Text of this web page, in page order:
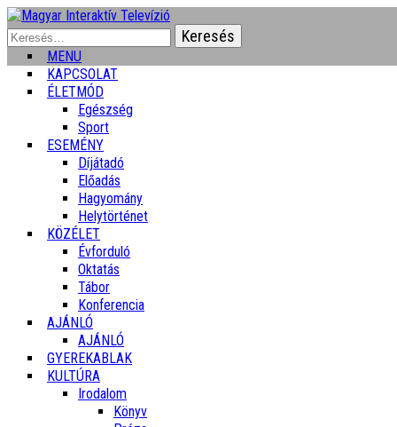
Keresés:
MENU
KAPCSOLAT
ÉLETMÓD
Egészség
Sport
ESEMÉNY
Díjátadó
Előadás
Hagyomány
Helytörténet
KÖZÉLET
Évforduló
Oktatás
Tábor
Konferencia
AJÁNLÓ
AJÁNLÓ
GYEREKABLAK
KULTÚRA
Irodalom
Könyv